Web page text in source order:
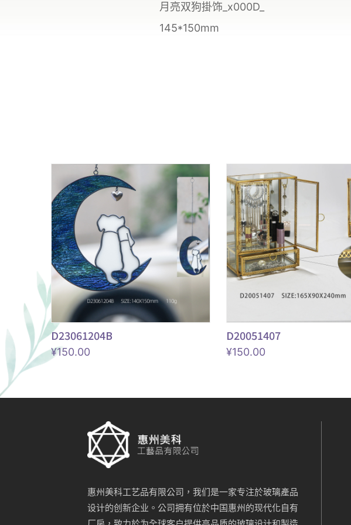
月亮双狗掛饰_x000D_
145*150mm
D23061204B
¥150.00
D20051407
¥150.00
惠州美科工艺品有限公司，我们是一家专注於玻璃產品
设计的创新企业。公司拥有位於中国惠州的现代化自有